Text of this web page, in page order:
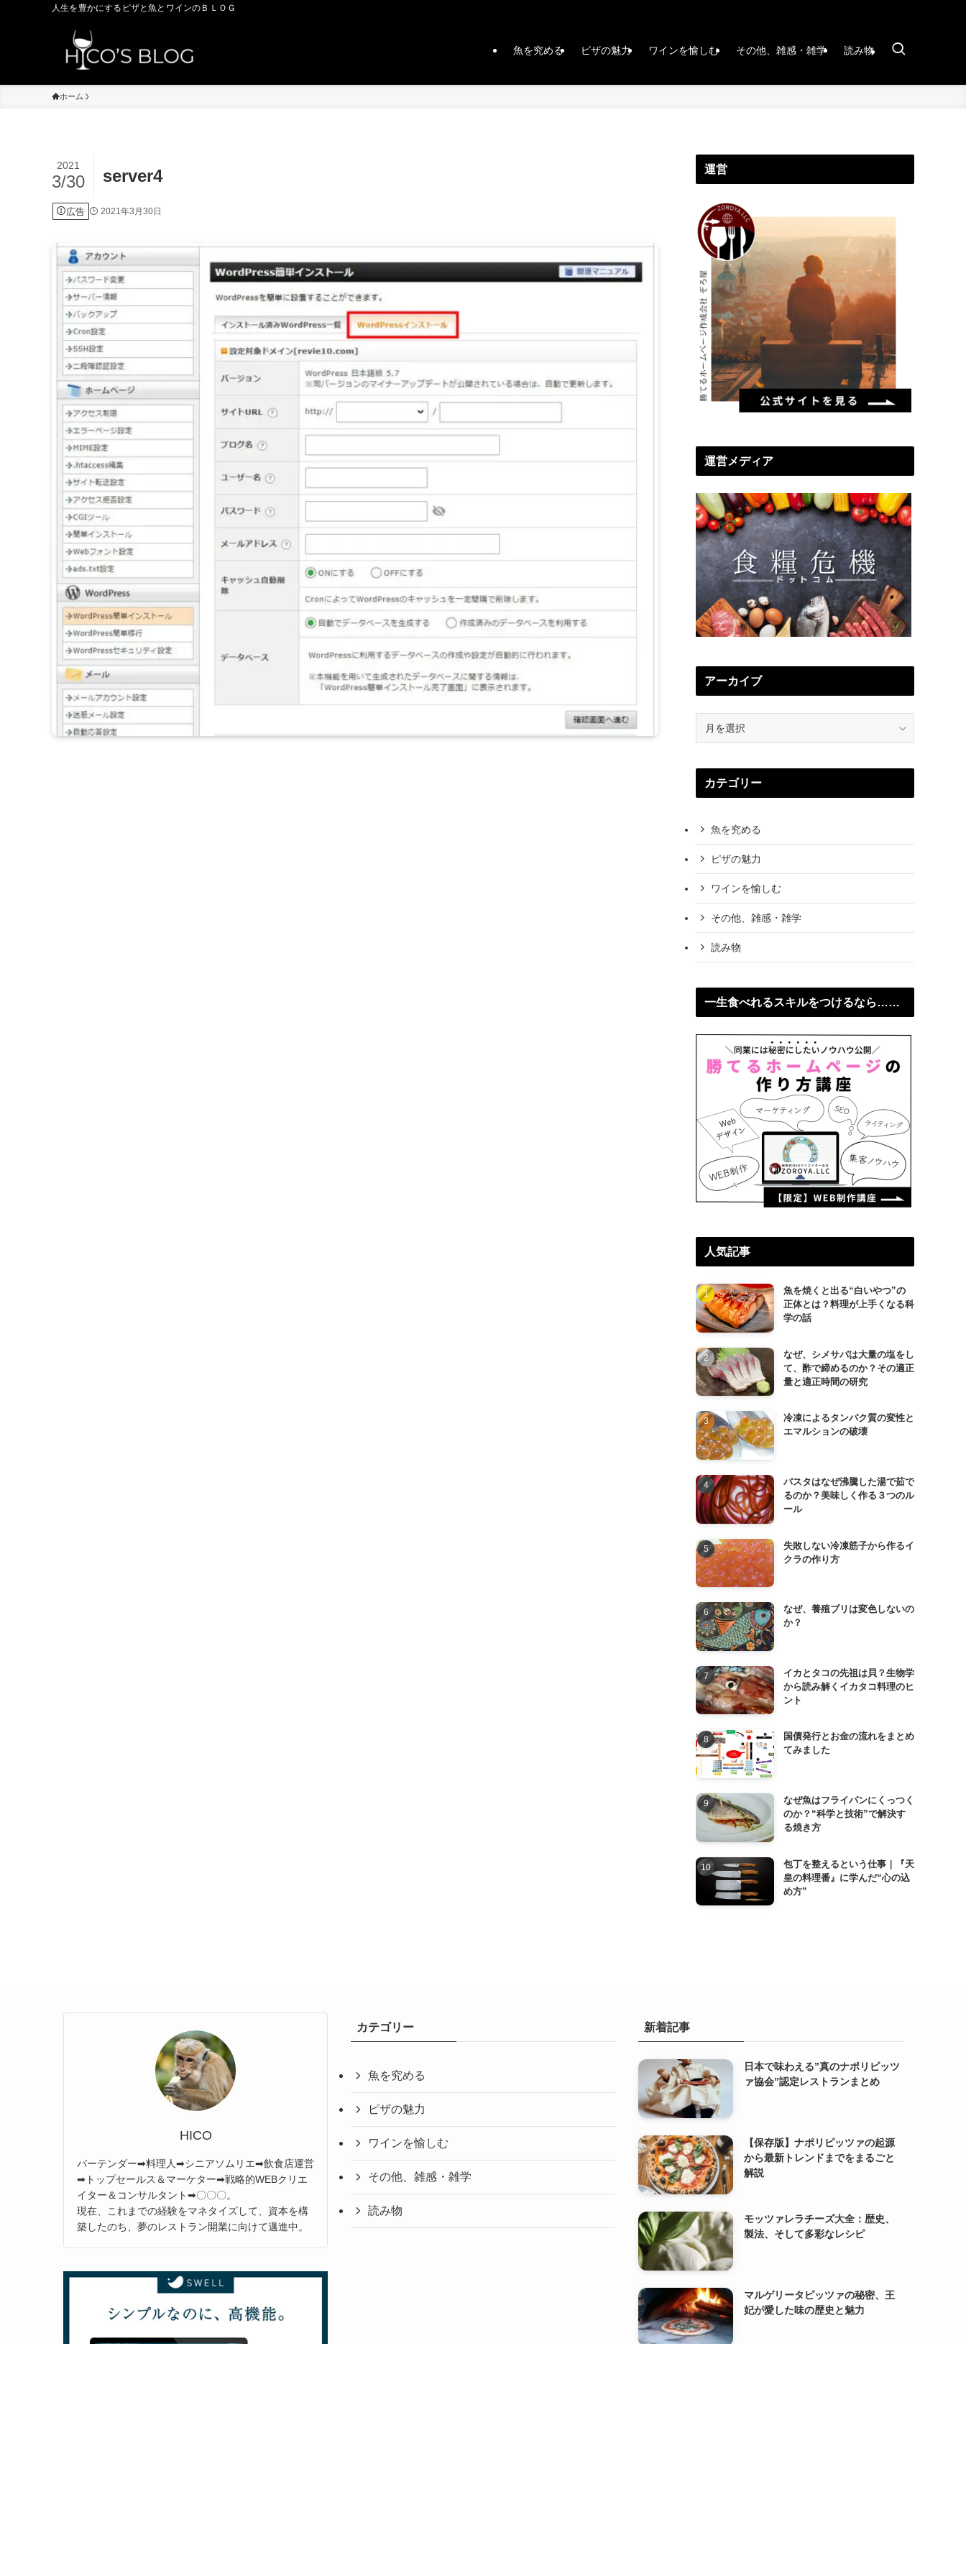
人生を豊かにするピザと魚とワインのＢＬＯＧ
魚を究める ピザの魅力 ワインを愉しむ その他、雑感・雑学 読み物
ホーム
server4
2021
3/30
広告 2021年3月30日
運営
運営メディア
アーカイブ
イ
カテゴリー
魚を究める
ピザの魅力
ワインを愉しむ
その他、雑感・雑学
読み物
一生食べれるスキルをつけるなら……
人気記事
魚を焼くと出る“白いやつ”の
正体とは？料理が上手くなる科
学の話
なぜ、シメサバは大量の塩をし
て、酢で締めるのか？その適正
量と適正時間の研究
冷凍によるタンパク質の変性と
エマルションの破壊
パスタはなぜ沸騰した湯で茹で
るのか？美味しく作る３つのル
ール
失敗しない冷凍筋子から作るイ
クラの作り方
なぜ、養殖ブリは変色しないの
か？
イカとタコの先祖は貝？生物学
から読み解くイカタコ料理のヒ
ント
国債発行とお金の流れをまとめ
てみました
なぜ魚はフライパンにくっつく
のか？“科学と技術”で解決す
る焼き方
包丁を整えるという仕事｜『天
皇の料理番』に学んだ“心の込
め方”
HICO
バーテンダー➡料理人➡シニアソムリエ➡飲食店運営
➡トップセールス＆マーケター➡戦略的WEBクリエ
イター＆コンサルタント➡〇〇〇。
現在、これまでの経験をマネタイズして、資本を構
築したのち、夢のレストラン開業に向けて邁進中。
カテゴリー
魚を究める
ピザの魅力
ワインを愉しむ
その他、雑感・雑学
読み物
新着記事
日本で味わえる”真のナポリピッツ
ァ協会”認定レストランまとめ
【保存版】ナポリピッツァの起源
から最新トレンドまでをまるごと
解説
モッツァレラチーズ大全：歴史、
製法、そして多彩なレシピ
マルゲリータピッツァの秘密、王
妃が愛した味の歴史と魅力